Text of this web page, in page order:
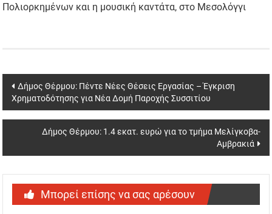
Πολιορκημένων και η μουσική καντάτα, στο Μεσολόγγι
Post
navigation
Δήμος Θέρμου: Πέντε Νέες Θέσεις Εργασίας – Έγκριση
Χρηματοδότησης για Νέα Δομή Παροχής Συσσιτίου
Δήμος Θέρμου: 1.4 εκατ. ευρώ για το τμήμα Μελίγκοβα-
Αμβρακιά
Μπορεί επίσης να σας αρέσουν